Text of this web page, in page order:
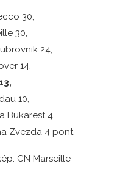
30,
30,
24,
14,
10,
Bukarest 4,
Zvezda 4 pont.
CN Marseille